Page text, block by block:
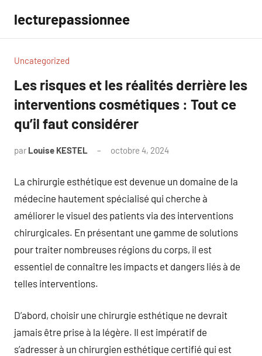
contenu
lecturepassionnee
Uncategorized
Les risques et les réalités derrière les
interventions cosmétiques : Tout ce
qu’il faut considérer
par Louise KESTEL octobre 4, 2024
La chirurgie esthétique est devenue un domaine de la
médecine hautement spécialisé qui cherche à
améliorer le visuel des patients via des interventions
chirurgicales. En présentant une gamme de solutions
pour traiter nombreuses régions du corps, il est
essentiel de connaître les impacts et dangers liés à de
telles interventions.
D’abord, choisir une chirurgie esthétique ne devrait
jamais être prise à la légère. Il est impératif de
s’adresser à un chirurgien esthétique certifié qui est